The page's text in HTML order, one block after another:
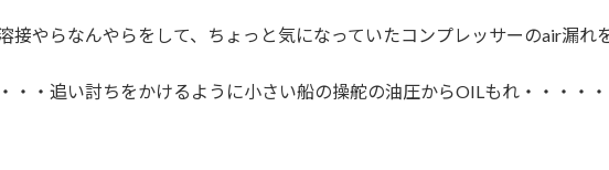
接やらなんやらをして、ちょっと気になっていたコンプレッサーのair漏れ
・・追い討ちをかけるように小さい船の操舵の油圧からOILもれ・・・・